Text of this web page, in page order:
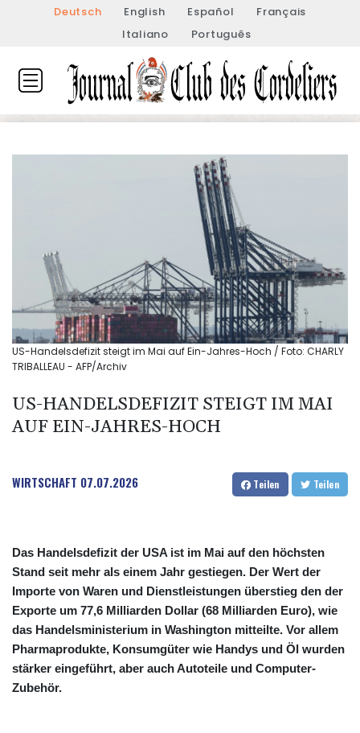
Deutsch English Español
Français
Italiano
Português
US-Handelsdefizit steigt im Mai auf Ein-Jahres-Hoch / Foto: CHARLY
TRIBALLEAU - AFP/Archiv
US-HANDELSDEFIZIT STEIGT IM MAI
AUF EIN-JAHRES-HOCH
WIRTSCHAFT 07.07.2026 Teilen Teilen
Das Handelsdefizit der USA ist im Mai auf den höchsten
Stand seit mehr als einem Jahr gestiegen. Der Wert der
Importe von Waren und Dienstleistungen überstieg den der
Exporte um 77,6 Milliarden Dollar (68 Milliarden Euro), wie
das Handelsministerium in Washington mitteilte. Vor allem
Pharmaprodukte, Konsumgüter wie Handys und Öl wurden
stärker eingeführt, aber auch Autoteile und Computer-
Zubehör.